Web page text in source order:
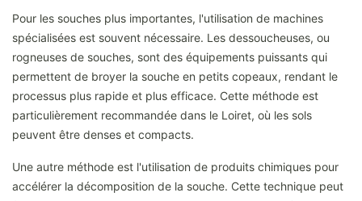
Pour les souches plus importantes, l'utilisation de machines
spécialisées est souvent nécessaire. Les dessoucheuses, ou
rogneuses de souches, sont des équipements puissants qui
permettent de broyer la souche en petits copeaux, rendant le
processus plus rapide et plus efficace. Cette méthode est
particulièrement recommandée dans le Loiret, où les sols
peuvent être denses et compacts.
Une autre méthode est l'utilisation de produits chimiques pour
accélérer la décomposition de la souche. Cette technique peut